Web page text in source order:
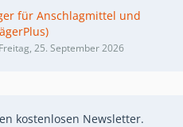
für Anschlagmittel und
25. September 2026
kostenlosen Newsletter.